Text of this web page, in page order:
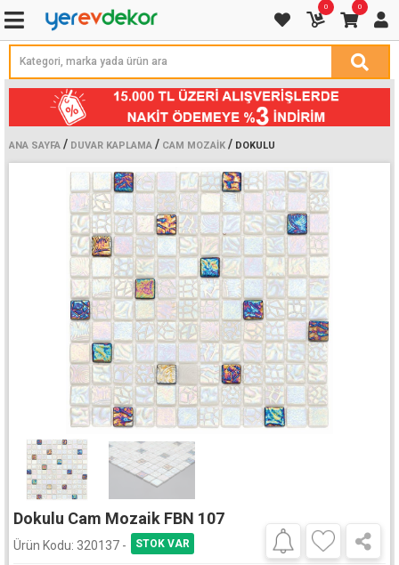
0 0
ANA SAYFA / DUVAR KAPLAMA / CAM MOZAIK / DOKULU
Dokulu Cam Mozaik FBN 107
Ürün Kodu: 320137 -